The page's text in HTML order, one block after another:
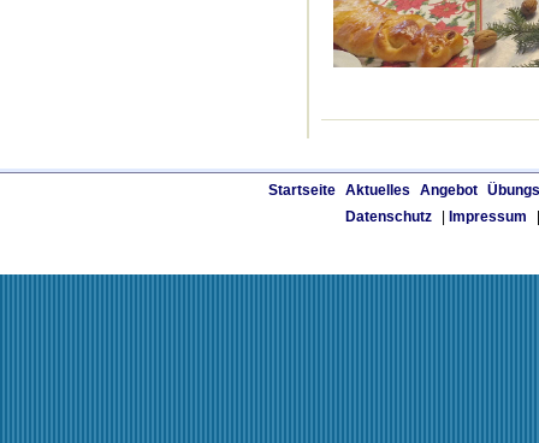
Startseite Aktuelles Angebot
Datenschutz
Impressum